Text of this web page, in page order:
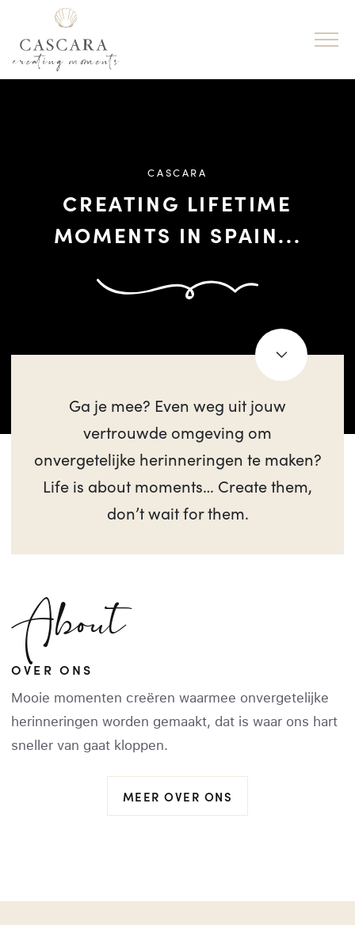
CASCARA
CREATING LIFETIME
MOMENTS IN SPAIN...
Ga je mee? Even weg uit jouw
vertrouwde omgeving om
onvergetelijke herinneringen te maken?
Life is about moments… Create them,
don’t wait for them.
About
OVER ONS
Mooie momenten creëren waarmee onvergetelijke
herinneringen worden gemaakt, dat is waar ons hart
sneller van gaat kloppen.
MEER OVER ONS